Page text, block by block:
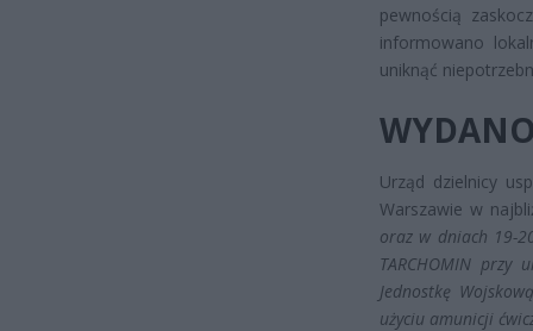
pewnością
informowano
uniknąć
Urząd dzielnicy
Warszawie w
oraz w dniach 19-
TARCHOMIN przy
Jednostkę
użyciu amunicji